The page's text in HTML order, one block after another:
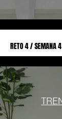
RETO 4 / SEMANA 4